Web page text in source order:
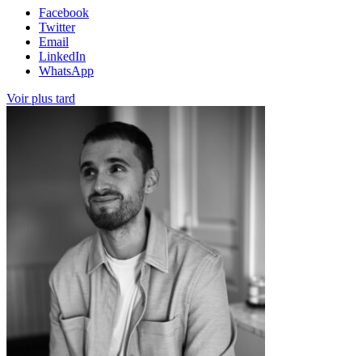
Facebook
Twitter
Email
LinkedIn
WhatsApp
Voir plus tard